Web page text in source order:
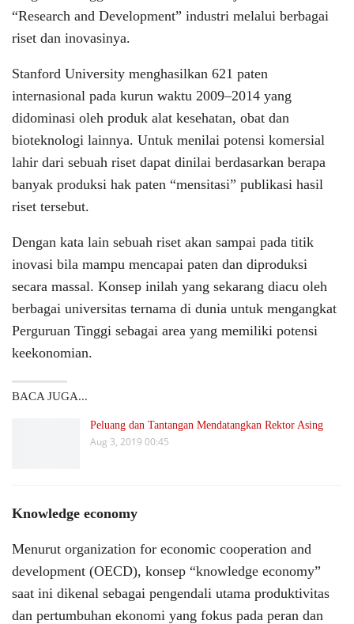
“Research and Development” industri melalui berbagai
riset dan inovasinya.
Stanford University menghasilkan 621 paten
internasional pada kurun waktu 2009–2014 yang
didominasi oleh produk alat kesehatan, obat dan
bioteknologi lainnya. Untuk menilai potensi komersial
lahir dari sebuah riset dapat dinilai berdasarkan berapa
banyak produksi hak paten “mensitasi” publikasi hasil
riset tersebut.
Dengan kata lain sebuah riset akan sampai pada titik
inovasi bila mampu mencapai paten dan diproduksi
secara massal. Konsep inilah yang sekarang diacu oleh
berbagai universitas ternama di dunia untuk mengangkat
Perguruan Tinggi sebagai area yang memiliki potensi
keekonomian.
BACA JUGA...
Peluang dan Tantangan Mendatangkan Rektor Asing
Aug 3, 2019 00:45
Knowledge economy
Menurut organization for economic cooperation and
development (OECD), konsep “knowledge economy”
saat ini dikenal sebagai pengendali utama produktivitas
dan pertumbuhan ekonomi yang fokus pada peran dan